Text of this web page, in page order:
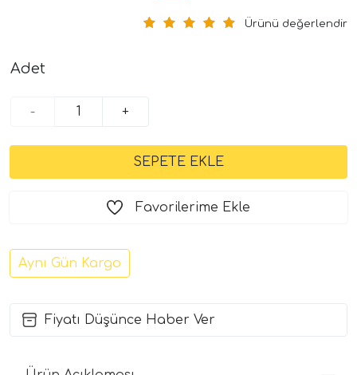
Ürünü değerlendir
Adet
- +
Favorilerime Ekle
Aynı Gün Kargo
Fiyatı Düşünce Haber Ver